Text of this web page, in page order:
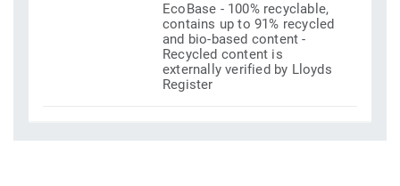
EcoBase - 100% recyclable,
contains up to 91% recycled
and bio-based content -
Recycled content is
externally verified by Lloyds
Register